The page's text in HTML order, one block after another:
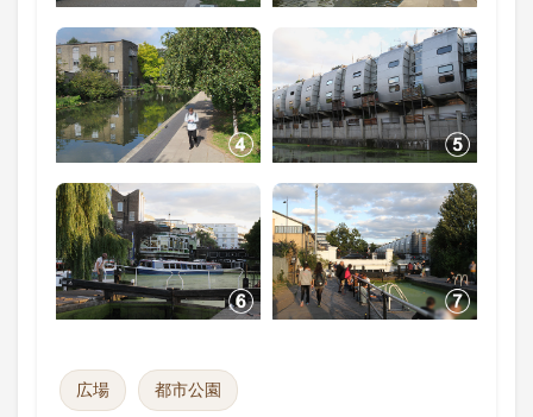
広場 都市公園